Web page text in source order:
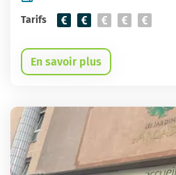
Tarifs
En savoir plus